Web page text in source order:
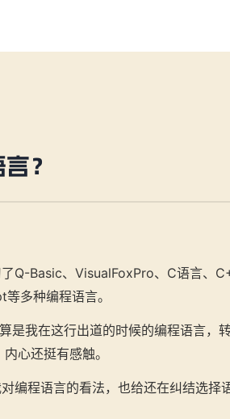
？
Q-Basic、VisualFoxPro、C语言、
多种编程语言。
我在这行出道的时候的编程语言，
心还挺有感触。
编程语言的看法，也给还在纠结选择